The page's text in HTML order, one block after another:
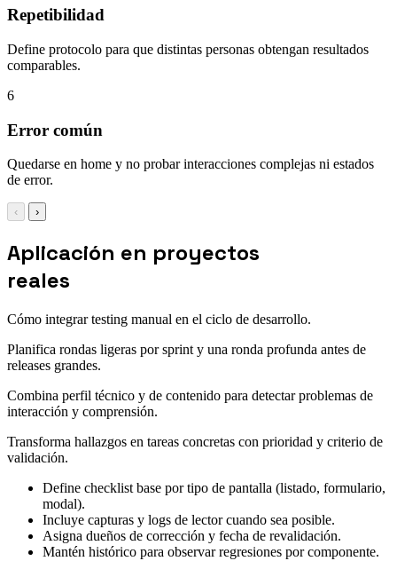
Repetibilidad
Define protocolo para que distintas personas obtengan resultados
comparables.
6
Error común
Quedarse en home y no probar interacciones complejas ni estados
de error.
‹ ›
Aplicación en proyectos
reales
Cómo integrar testing manual en el ciclo de desarrollo.
Planifica rondas ligeras por sprint y una ronda profunda antes de
releases grandes.
Combina perfil técnico y de contenido para detectar problemas de
interacción y comprensión.
Transforma hallazgos en tareas concretas con prioridad y criterio de
validación.
Define checklist base por tipo de pantalla (listado, formulario,
modal).
Incluye capturas y logs de lector cuando sea posible.
Asigna dueños de corrección y fecha de revalidación.
Mantén histórico para observar regresiones por componente.